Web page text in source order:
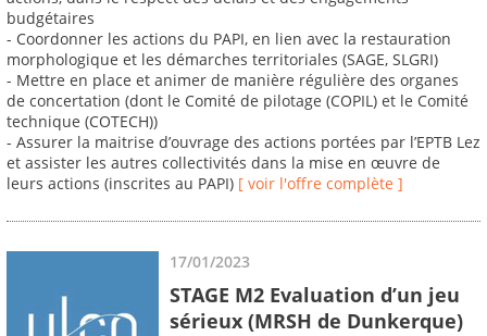
budgétaires
- Coordonner les actions du PAPI, en lien avec la restauration
morphologique et les démarches territoriales (SAGE, SLGRI)
- Mettre en place et animer de manière régulière des organes
de concertation (dont le Comité de pilotage (COPIL) et le Comité
technique (COTECH))
- Assurer la maitrise d’ouvrage des actions portées par l’EPTB Lez
et assister les autres collectivités dans la mise en œuvre de
leurs actions (inscrites au PAPI) [ voir l'offre complète ]
17/01/2023
STAGE M2 Evaluation d’un jeu
sérieux (MRSH de Dunkerque)